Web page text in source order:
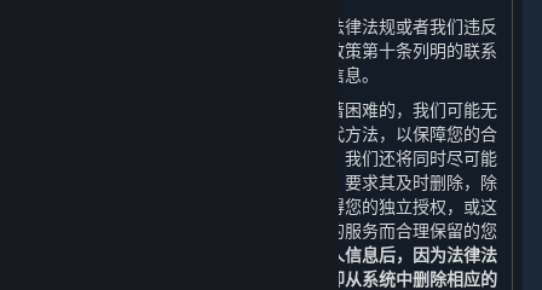
如果我们处理您的个人信息的行为违反法律法规或者我们违反
了您和我们之间的约定，您可以通过本政策第十条列明的联系
方式与我们联系，向我们申请删除个人信息。
如您的请求需要付出高额成本或存在显著困难的，我们可能无
法响应您的请求，但我们会向您提供替代方法，以保障您的合
法权益。若我们决定响应您的删除请求，我们还将同时尽可能
通知从我们获得您的个人信息的第三方，要求其及时删除，除
非法律法规另有规定，或这些第三方获得您的独立授权，或这
些第三方为保证您仍可正常使用其提供的服务而合理保留的您
当您或我们协助您删除个人信息后，因为法律法
规和安全技术的要求，我们可能不会立即从系统中删除相应的